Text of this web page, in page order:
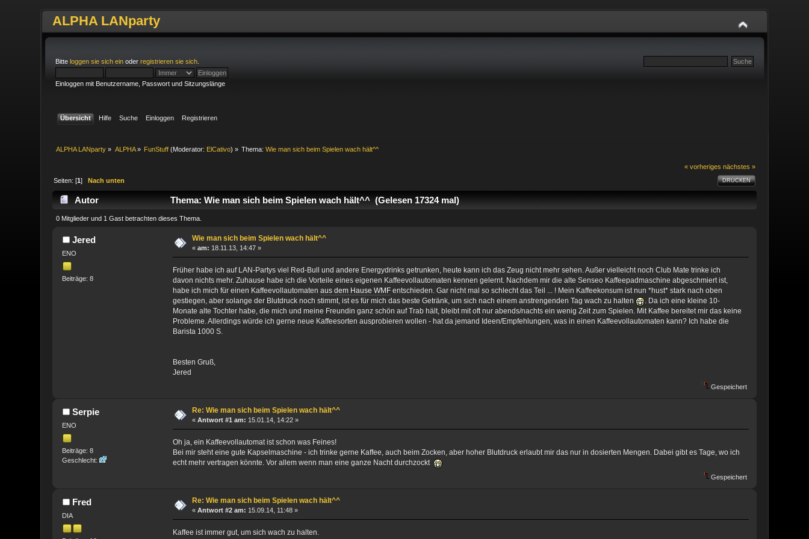
ALPHA LANparty
Bitteloggen sie sich ein oderregistrieren sie sich
Einloggen mit Benutzername, Passwort und Sitzungslänge
Übersicht Hilfe Suche Einloggen Registrieren
ALPHA LANparty » ALPHA» FunStuff (Moderator: ElCativo) » Thema:Wie man sich beim Spielen wach hält^^
« vorheriges nächstes »
DRUCKEN
Seiten: [1]Nach unten
Autor Thema: Wie man sich beim Spielen wach hält^^ (Gelesen 17324 mal)
0 Mitglieder und 1 Gast betrachten dieses Thema.
Jered
ENO
Beiträge: 8
Wie man sich beim Spielen wach hält^^
«am: 18.11.13, 14:47 »
Früher habe ich auf LAN-Partys viel Red-Bull und andere Energydrinks getrunken, heute kann ich das Zeug nicht mehr sehen. Außer vielleicht noch Club Mate trinke ich
davon nichts mehr. Zuhause habe ich die Vorteile eines eigenen Kaffeevollautomaten kennen gelernt. Nachdem mir die alte Senseo Kaffeepadmaschine abgeschmiert ist,
habe ich mich für einen Kaffeevollautomaten aus dem Hause WMFentschieden. Gar nicht mal so schlecht das Teil ... ! Mein Kaffeekonsum ist nun *hust* stark nach oben
gestiegen, aber solange der Blutdruck noch stimmt, ist es für mich das beste Getränk, um sich nach einem anstrengenden Tag wach zu halten
. Da ich eine kleine 10-
Monate alte Tochter habe, die mich und meine Freundin ganz schön auf Trab hält, bleibt mit oft nur abends/nachts ein wenig Zeit zum Spielen. Mit Kaffee bereitet mir das keine
Probleme. Allerdings würde ich gerne neue Kaffeesorten ausprobieren wollen - hat da jemand Ideen/Empfehlungen, was in einen Kaffeevollautomaten kann? Ich habe die
Barista 1000 S.
Besten Gruß,
Jered
Gespeichert
Serpie
ENO
Beiträge: 8
Geschlecht:
Re: Wie man sich beim Spielen wach hält^^
«Antwort #1 am: 15.01.14, 14:22 »
Oh ja, ein Kaffeevollautomat ist schon was Feines!
Bei mir steht eine gute Kapselmaschine - ich trinke gerne Kaffee, auch beim Zocken, aber hoher Blutdruck erlaubt mir das nur in dosierten Mengen. Dabei gibt es Tage, wo ich
echt mehr vertragen könnte. Vor allem wenn man eine ganze Nacht durchzockt
Gespeichert
Fred
DIA
Re: Wie man sich beim Spielen wach hält^^
«Antwort #2 am: 15.09.14, 11:48 »
Kaffee ist immer gut, um sich wach zu halten.